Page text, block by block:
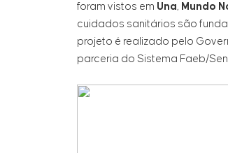
foram vistos em Una, Mundo
cuidados sanitários são
projeto é realizado pelo
parceria do Sistema Faeb/